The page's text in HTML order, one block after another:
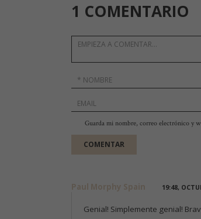
1 COMENTARIO
Guarda mi nombre, correo electrónico y
Paul Morphy Spain 19:48,
Genial! Simplemente genial!